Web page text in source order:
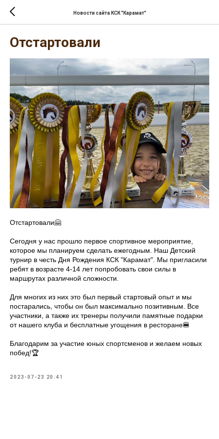
Новости сайта КСК "Карамат"
Отстартовали
Отстартовали🤗
Сегодня у нас прошло первое спортивное мероприятие,
которое мы планируем сделать ежегодным. Наш Детский
турнир в честь Дня Рождения КСК "Карамат". Мы пригласили
ребят в возрасте 4-14 лет попробовать свои силы в
маршрутах различной сложности.
Для многих из них это был первый стартовый опыт и мы
постарались, чтобы он был максимально позитивным. Все
участники, а также их тренеры получили памятные подарки
от нашего клуба и бесплатные угощения в ресторане🍔
Благодарим за участие юных спортсменов и желаем новых
побед!🏆
2023-07-23 20:41